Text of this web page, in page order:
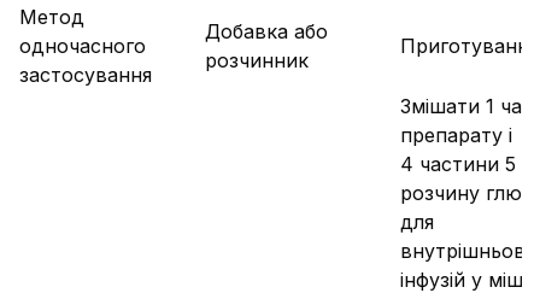
Метод
одночасного
застосування
Добавка або
розчинник
Приготування
Змішати 1
препарату і
4 частини 5 %
розчину
для
інфузій у